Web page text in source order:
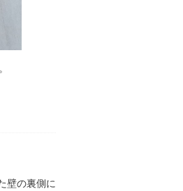
壁の裏側に